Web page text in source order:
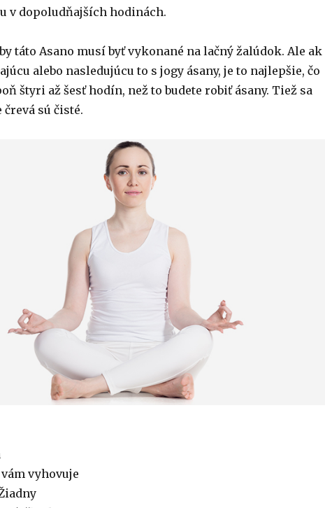
v dopoludňajších hodinách.
táto Asano musí byť vykonané na lačný žalúdok. Ale ak
alebo nasledujúcu to s jogy ásany, je to najlepšie, čo
štyri až šesť hodín, než to budete robiť ásany. Tiež sa
črevá sú čisté.
vyhovuje